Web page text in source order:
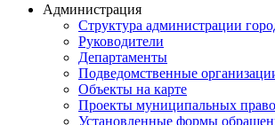
Администрация
Структура администрации
Руководители
Департаменты
Подведомственные
Объекты на карте
Проекты муниципальных
Установленные формы